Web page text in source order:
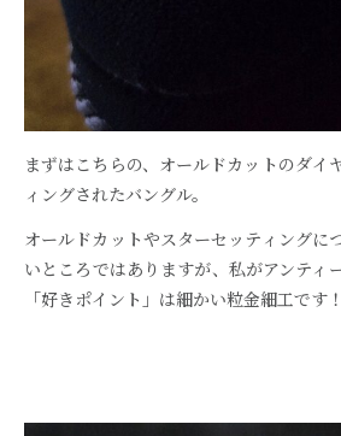
まずはこちらの、オールドカットのダイ
ィングされたバングル。
オールドカットやスターセッティングに
いところではありますが、私がアンティ
「好きポイント」は細かい粒金細工です！